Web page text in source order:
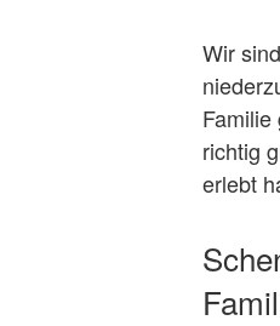
Wir
richtig
erlebt